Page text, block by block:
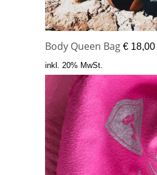
Body Queen Bag € 18,00
inkl. 20% MwSt.